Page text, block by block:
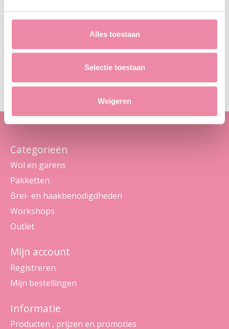
Alles toestaan
Selectie toestaan
Weigeren
Blijf op de hoogte
Categorieën
Wol en garens
Pakketten
Brei- en haakbenodigdheden
Workshops
Outlet
Mijn account
Registreren
Mijn bestellingen
Informatie
Producten , prijzen en promoties